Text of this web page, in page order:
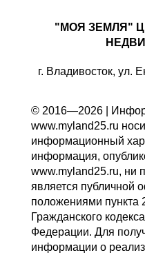
"МОЯ ЗЕМЛЯ"
г. Владивосток, ул.
© 2016—2026 |
www.myland25.ru
информационный
информация,
www.myland25.ru, ни
является публичной
положениями пункта
Гражданского
Федерации. Для
информации о